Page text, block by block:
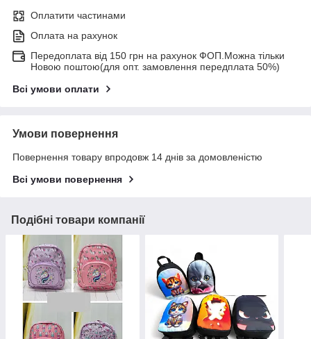
Оплатити частинами
Оплата на рахунок
Передоплата від 150 грн на рахунок ФОП.Можна тільки
Новою поштою(для опт. замовлення передплата 50%)
Всі умови оплати
Умови повернення
Повернення товару впродовж 14 днів за домовленістю
Всі умови повернення
Подібні товари компанії